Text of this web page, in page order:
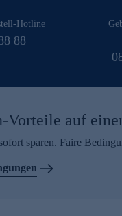
Hotline
88
Vorteile auf
sparen. Faire